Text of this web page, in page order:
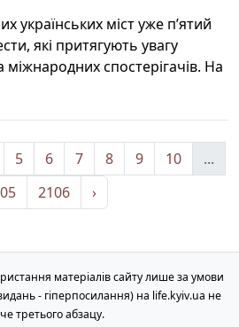
українських міст уже п’ятий
які притягують увагу
міжнародних спостерігачів. На
5 6 7 8 9 10
...
2106 ›
матеріалів сайту лише за умови
- гіперпосилання) на life.kyiv.ua не
третього абзацу.